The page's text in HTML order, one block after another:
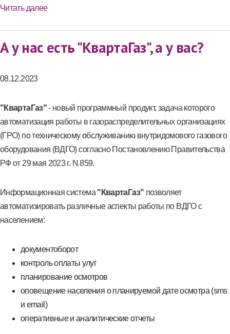
Читать далее
А у нас есть "КвартаГаз", а у вас?
08.12.2023
"КвартаГаз"- новый программный продукт, задача которого
автоматизация работы в газораспределительных организациях
(ГРО) по техническому обслуживанию внутридомового газового
оборудования (ВДГО) согласно Постановлению Правительства
РФ от 29 мая 2023 г. N 859.
Информационная система "КвартаГаз" позволяет
автоматизировать различные аспекты работы по ВДГО с
населением:
документоборот
контроль оплаты улуг
планирование осмотров
оповещение населения о планируемой дате осмотра (sms
и email)
оперативные и аналитические отчеты